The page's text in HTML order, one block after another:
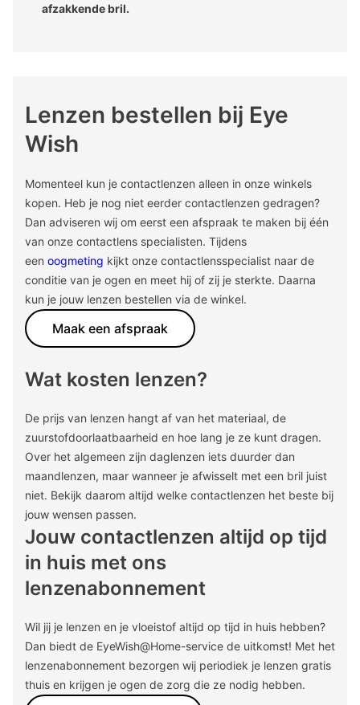
afzakkende bril.
Lenzen bestellen bij Eye
Wish
Momenteel kun je contactlenzen alleen in onze winkels
kopen. Heb je nog niet eerder contactlenzen gedragen?
Dan adviseren wij om eerst een afspraak te maken bij één
van onze contactlens specialisten. Tijdens
een oogmeting kijkt onze contactlensspecialist naar de
conditie van je ogen en meet hij of zij je sterkte. Daarna
kun je jouw lenzen bestellen via de winkel.
Maak een afspraak
Wat kosten lenzen?
De prijs van lenzen hangt af van het materiaal, de
zuurstofdoorlaatbaarheid en hoe lang je ze kunt dragen.
Over het algemeen zijn daglenzen iets duurder dan
maandlenzen, maar wanneer je afwisselt met een bril juist
niet. Bekijk daarom altijd welke contactlenzen het beste bij
jouw wensen passen.
Jouw contactlenzen altijd op tijd
in huis met ons
lenzenabonnement
Wil jij je lenzen en je vloeistof altijd op tijd in huis hebben?
Dan biedt de EyeWish@Home-service de uitkomst! Met het
lenzenabonnement bezorgen wij periodiek je lenzen gratis
thuis en krijgen je ogen de zorg die ze nodig hebben.